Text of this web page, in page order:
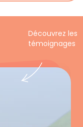
Découvrez les
témoignages